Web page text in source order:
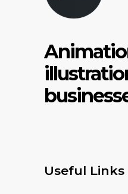
Useful Links